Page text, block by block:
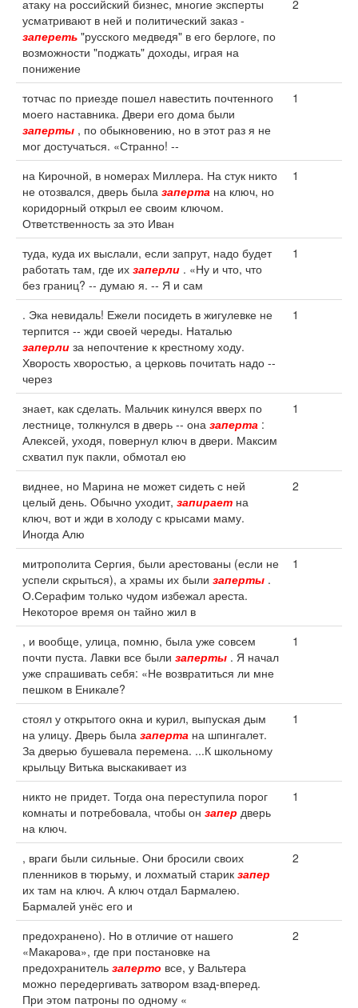
атаку на российский бизнес, многие эксперты
усматривают в ней и политический заказ -
запереть "русского медведя" в его берлоге, по
возможности "поджать" доходы, играя на
понижение
2
тотчас по приезде пошел навестить почтенного
моего наставника. Двери его дома были
заперты , по обыкновению, но в этот раз я не
мог достучаться. «Странно! --
1
на Кирочной, в номерах Миллера. На стук никто
не отозвался, дверь была заперта на ключ, но
коридорный открыл ее своим ключом.
Ответственность за это Иван
1
туда, куда их выслали, если запрут, надо будет
работать там, где их заперли . «Ну и что, что
без границ? -- думаю я. -- Я и сам
1
. Эка невидаль! Ежели посидеть в жигулевке не
терпится -- жди своей череды. Наталью
заперли за непочтение к крестному ходу.
Хворость хворостью, а церковь почитать надо --
через
1
знает, как сделать. Мальчик кинулся вверх по
лестнице, толкнулся в дверь -- она заперта :
Алексей, уходя, повернул ключ в двери. Максим
схватил пук пакли, обмотал ею
1
виднее, но Марина не может сидеть с ней
целый день. Обычно уходит, запирает на
ключ, вот и жди в холоду с крысами маму.
Иногда Алю
2
митрополита Сергия, были арестованы (если не
успели скрыться), а храмы их были заперты .
О.Серафим только чудом избежал ареста.
Некоторое время он тайно жил в
1
, и вообще, улица, помню, была уже совсем
почти пуста. Лавки все были заперты . Я начал
уже спрашивать себя: «Не возвратиться ли мне
пешком в Еникале?
1
стоял у открытого окна и курил, выпуская дым
на улицу. Дверь была заперта на шпингалет.
За дверью бушевала перемена. ...К школьному
крыльцу Витька выскакивает из
1
никто не придет. Тогда она переступила порог
комнаты и потребовала, чтобы он запер дверь
на ключ.
1
, враги были сильные. Они бросили своих
пленников в тюрьму, и лохматый старик запер
их там на ключ. А ключ отдал Бармалею.
Бармалей унёс его и
2
предохранено). Но в отличие от нашего
«Макарова», где при постановке на
предохранитель заперто все, у Вальтера
можно передергивать затвором взад-вперед.
При этом патроны по одному «
2